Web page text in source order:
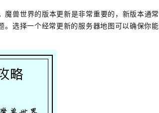
兽世界的版本更新是非常重要的，新版本通常
选择一个经常更新的服务器地图可以确保你能